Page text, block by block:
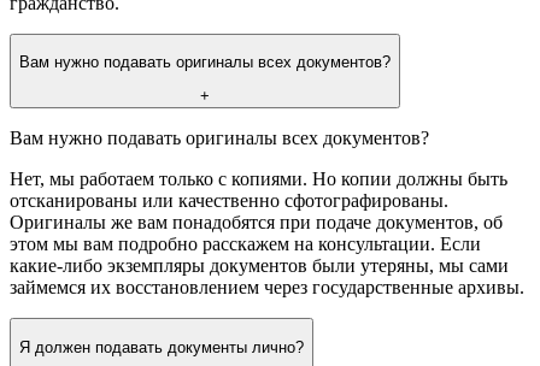
Вам нужно подавать оригиналы всех документов?
+
Вам нужно подавать оригиналы всех документов?
Нет, мы работаем только с копиями. Но копии должны быть
отсканированы или качественно сфотографированы.
Оригиналы же вам понадобятся при подаче документов, об
этом мы вам подробно расскажем на консультации. Если
какие-либо экземпляры документов были утеряны, мы сами
займемся их восстановлением через государственные архивы.
Я должен подавать документы лично?